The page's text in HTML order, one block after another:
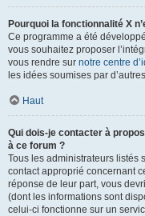
Pourquoi la fonctionnalité X
Ce programme a été
vous souhaitez proposer
vous rendre sur notre centre
les idées soumises par
Haut
Qui dois-je contacter à
à ce forum ?
Tous les administrateurs listés
contact approprié concernant
réponse de leur part, vous
(dont les informations sont
celui-ci fonctionne sur un